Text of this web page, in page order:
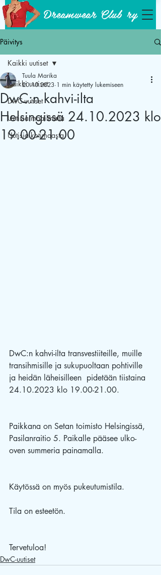
Dreamwear Club ry
Päivitys
Kaikki uutiset
DwC-uutiset
Uutisia maailmalta
Uutisia kotimaasta
Kaikki uutiset
DwC:n kahvi-ilta
Helsingissä 24.10.2023 klo
19.00-21.00
Tuula Marika
20.10.2023 1 min käytetty lukemiseen
DwC:n kahvi-ilta transvestiiteille, muille
transihmisille ja sukupuoltaan pohtiville
ja heidän läheisilleen  pidetään tiistaina
24.10.2023 klo 19.00-21.00.
Paikkana on Setan toimisto Helsingissä,
Pasilanraitio 5. Paikalle pääsee ulko-
oven summeria painamalla.
Käytössä on myös pukeutumistila.
Tila on esteetön.
Tervetuloa!
DwC-uutiset